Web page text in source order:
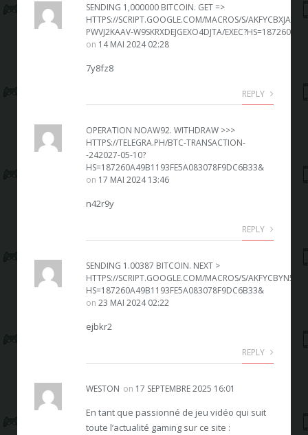
SЕNDING 1,000000 BITСОIN. GЕТ =>
HTTPS://SCRIPT.GOOGLE.COM/MACROS/S/
PWVJ2KAAV-W9SKRXDEJGEXO4DJTA/
on 14 MAI 2024 02:28
7y8fz8
REPLY
ОРЕRАTIОN NОАW92. WIТНDRАW >>>
HTTPS://TELEGRA.PH/BTC-TRANSACTION-
-242027-05-10?
HS=187260A49B1193FE5A083078F9DC6B33&
on 17 MAI 2024 13:46
n42r9y
REPLY
SЕNDING 1.00387 BITСОIN. NЕХT >
HTTPS://SCRIPT.GOOGLE.COM/MACROS/S/
HS=187260A49B1193FE5A083078F9DC6B33&
on 23 MAI 2024 02:22
ejbkr2
REPLY
WESTON on 17 SEPTEMBRE 2025 16:01
En tant que passionné de jeu vidéo qui suit
toute l’actualité gaming sur ce site :